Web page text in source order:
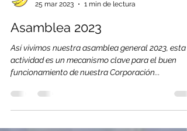
Corporación El Tesoro.
25 mar 2023
1 min de lectura
Asamblea 2023
Así vivimos nuestra asamblea general 2023, esta